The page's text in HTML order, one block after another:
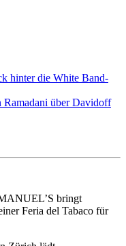
hinter die White Band-
Ramadani über Davidoff
bringt
Feria del Tabaco für